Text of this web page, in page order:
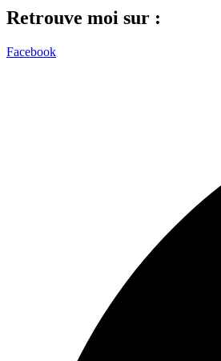
Retrouve moi sur :
Facebook